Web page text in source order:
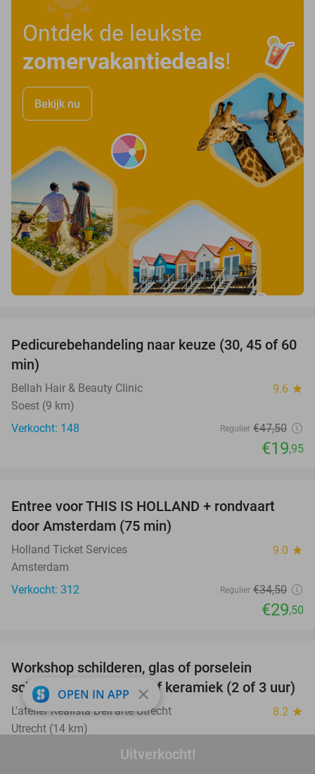
Uitverkocht!
Ontdek de leukste
zomervakantiedeals!
Bekijk nu
58%
Pedicurebehandeling naar keuze (30, 45 of 60
min)
Bellah Hair & Beauty Clinic 9.6 star
Soest (9 km)
Verkocht: 148
Regulier €47,50
€19,95
14%
Entree voor THIS IS HOLLAND + rondvaart
door Amsterdam (75 min)
Holland Ticket Services 9.0 star
Amsterdam
Verkocht: 312
Regulier €34,50
€29,50
Workshop schilderen, glas of porselein
schilderen, boetseren of keramiek (2 of 3 uur)
L'atelier Realista Dell'arte Utrecht 8.2 star
Utrecht (14 km)
OPEN IN APP close